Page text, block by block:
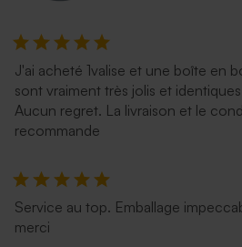
J'ai acheté 1valise et une boîte en
sont vraiment très jolis et
Aucun regret. La livraison et le
recommande
Service au top. Emballage
merci